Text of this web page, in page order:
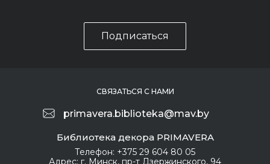
Подписаться
СВЯЗАТЬСЯ С НАМИ
primavera.biblioteka@mav.by
Библиотека декора PRIMAVERA
Телефон: +375 29 604 80 05
Адрес: г. Минск, пр-т Дзержинского, 94